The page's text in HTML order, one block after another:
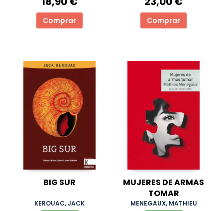
Comprar Comprar
BIG SUR
KEROUAC, JACK
MUJERES DE ARMAS
TOMAR
MENEGAUX, MATHIEU